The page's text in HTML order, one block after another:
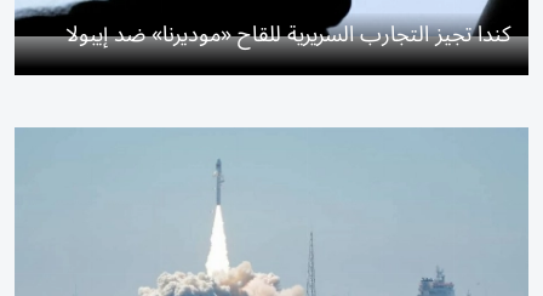
كندا تجيز التجارب السريرية للقاح «موديرنا» ضد إيبولا